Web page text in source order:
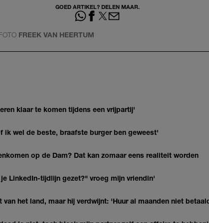
GOED ARTIKEL? DELEN MAAR.
FREEK VAN HEERTUM
klaar te komen tijdens een vrijpartij'
ik wel de beste, braafste burger ben geweest'
op de Dam? Dat kan zomaar eens realiteit worden
LinkedIn-tijdlijn gezet?" vroeg mijn vriendin'
van het land, maar hij verdwijnt: 'Huur al maanden niet